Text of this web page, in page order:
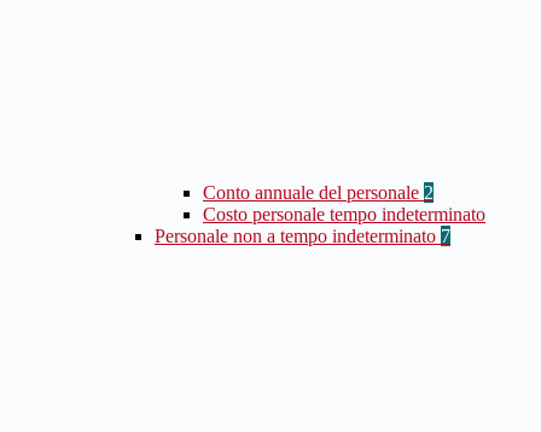
Conto annuale del personale 2
Costo personale tempo indeterminato
Personale non a tempo indeterminato 7